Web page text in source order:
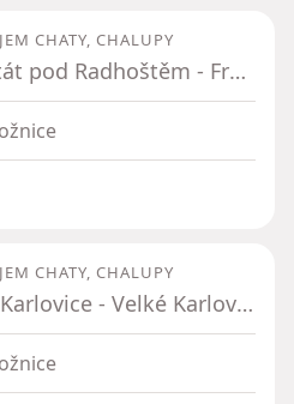
CHATY, CHALUPY
Frenštát pod Radhoštěm - Frenštát pod Radhoštěm, Moravskoslezský kraj
CHATY, CHALUPY
Velké Karlovice - Velké Karlovice, Zlínský kraj